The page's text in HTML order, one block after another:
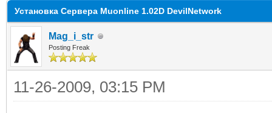
Установка Сервера Muonline 1.02D DevilNetwork
Mag_i_str
Posting Freak
11-26-2009, 03:15 PM